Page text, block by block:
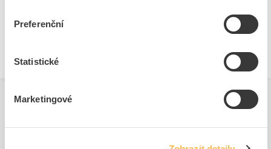
Preferenční
Statistické
Marketingové
Související produkty